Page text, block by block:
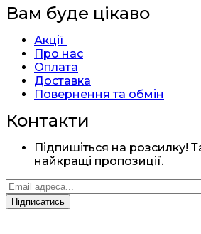
Вам буде цікаво
Акції
Про нас
Оплата
Доставка
Повернення та обмін
Контакти
Підпишіться на розсилку!
найкращі пропозиції.